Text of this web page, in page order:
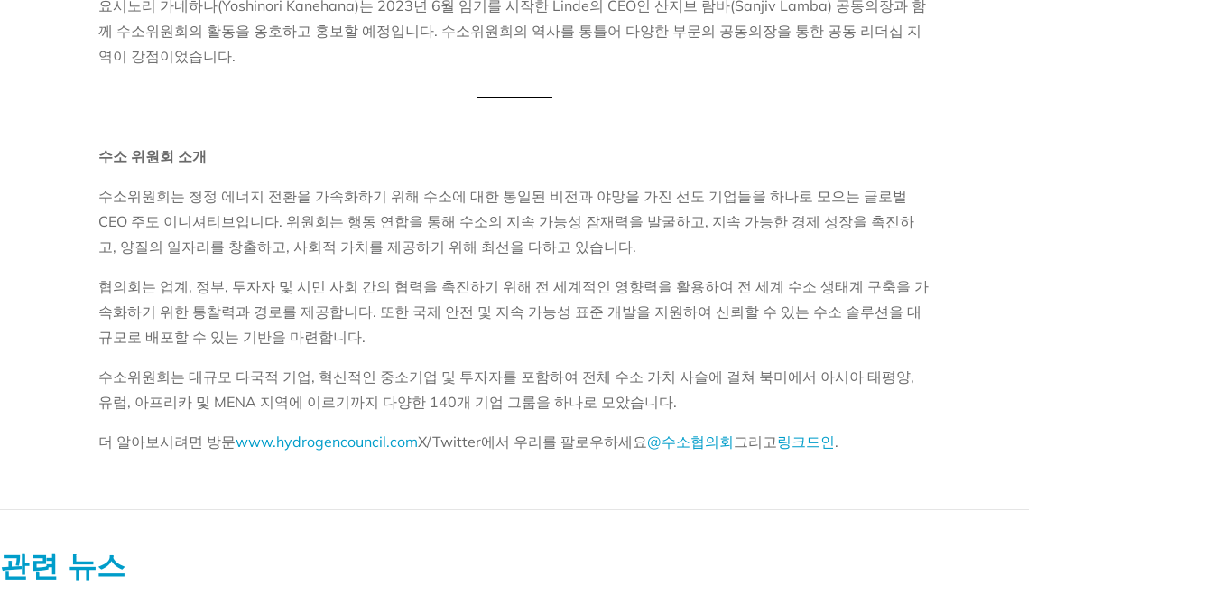
요시노리 가네하나(Yoshinori Kanehana)는 2023년 6월 임기를 시작한 Linde의 CEO인 산지브 람바(Sanjiv Lamba) 공동의장과 함
께 수소위원회의 활동을 옹호하고 홍보할 예정입니다. 수소위원회의 역사를 통틀어 다양한 부문의 공동의장을 통한 공동 리더십 지
역이 강점이었습니다.
수소 위원회 소개
수소위원회는 청정 에너지 전환을 가속화하기 위해 수소에 대한 통일된 비전과 야망을 가진 선도 기업들을 하나로 모으는 글로벌
CEO 주도 이니셔티브입니다. 위원회는 행동 연합을 통해 수소의 지속 가능성 잠재력을 발굴하고, 지속 가능한 경제 성장을 촉진하
고, 양질의 일자리를 창출하고, 사회적 가치를 제공하기 위해 최선을 다하고 있습니다.
협의회는 업계, 정부, 투자자 및 시민 사회 간의 협력을 촉진하기 위해 전 세계적인 영향력을 활용하여 전 세계 수소 생태계 구축을 가
속화하기 위한 통찰력과 경로를 제공합니다. 또한 국제 안전 및 지속 가능성 표준 개발을 지원하여 신뢰할 수 있는 수소 솔루션을 대
규모로 배포할 수 있는 기반을 마련합니다.
수소위원회는 대규모 다국적 기업, 혁신적인 중소기업 및 투자자를 포함하여 전체 수소 가치 사슬에 걸쳐 북미에서 아시아 태평양,
유럽, 아프리카 및 MENA 지역에 이르기까지 다양한 140개 기업 그룹을 하나로 모았습니다.
더 알아보시려면 방문www.hydrogencouncil.comX/Twitter에서 우리를 팔로우하세요@수소협의회그리고링크드인.
관련 뉴스